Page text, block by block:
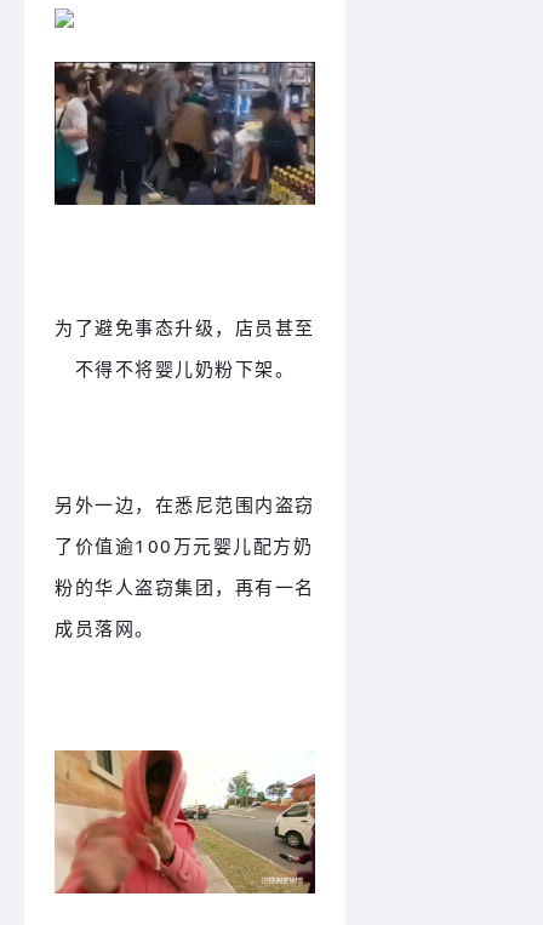
为了避免事态升级，店员甚至
不得不将婴儿奶粉下架。
另外一边，在悉尼范围内盗窃
了价值逾100万元婴儿配方奶
粉的华人盗窃集团，再有一名
成员落网。